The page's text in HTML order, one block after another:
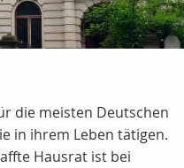
die meisten Deutschen
in ihrem Leben tätigen.
Hausrat ist bei